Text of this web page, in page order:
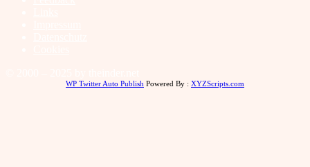
WP Twitter Auto Publish Powered By : XYZScripts.com